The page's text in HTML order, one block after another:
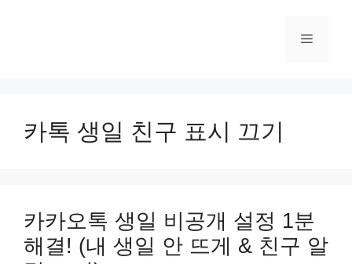
메
카톡 생일 친구 표시 끄기
카카오톡 생일 비공개 설정 1분
해결! (내 생일 안 뜨게 & 친구 알